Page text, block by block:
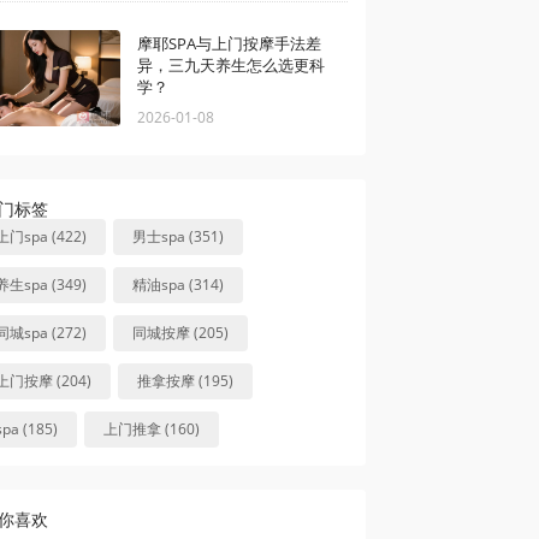
摩耶SPA与上门按摩手法差
异，三九天养生怎么选更科
学？
2026-01-08
标签
门spa (422) 男士spa (351)
生spa (349) 精油spa (314)
城spa (272) 同城按摩 (205)
门按摩 (204) 推拿按摩 (195)
(185) 上门推拿 (160)
喜欢